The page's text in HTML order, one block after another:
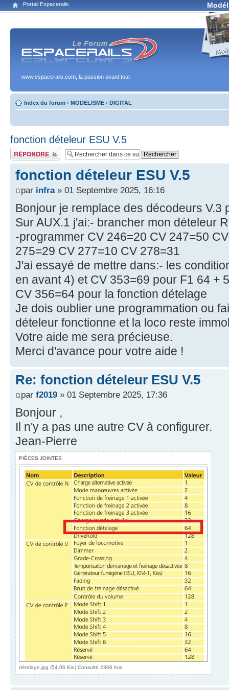
Portail Espacerails
www.espacerails.com, la passion avant tout
Index du forum ‹ MODELISME ‹ DIGITAL
fonction dételeur ESU V.5
Publier une réponse
fonction dételeur ESU V.5
par infra» 01 Septembre 2025, 16:16
Bonjour je remplace des décodeurs V.3
Sur AUX.1 j'ai:- brancher mon dételeur
-programmer CV 246=20 CV 247=50
275=29 CV 277=10 CV 278=31
J'ai essayé de mettre dans:- les
en avant 4) et CV 353=69 pour F1 64 + 5
CV 356=64 pour la fonction dételage
Je dois oublier une programmation ou
dételeur fonctionne et la loco reste
Votre aide me sera précieuse.
Merci d'avance pour votre aide !
Re: fonction dételeur ESU V.5
par f2019 » 01 Septembre 2025, 17:36
Bonjour ,
Il n'y a pas une autre CV à configurer.
Jean-Pierre
PIÈCES JOINTES
dételage.jpg (54.06 Kio) Consulté 2306 fois